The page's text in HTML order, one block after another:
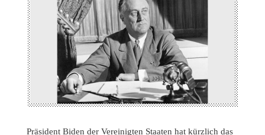
Präsident Biden der Vereinigten Staaten hat kürzlich das